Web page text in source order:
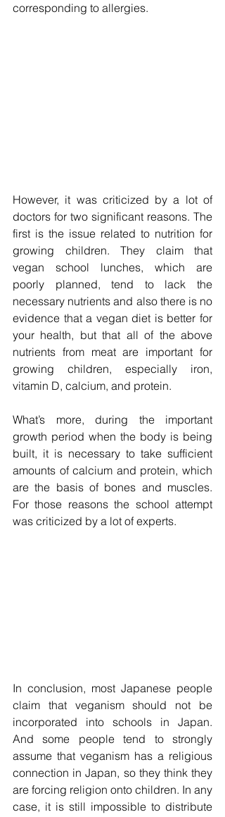
corresponding to allergies.
However, it was criticized by a lot of
doctors for two significant reasons. The
first is the issue related to nutrition for
growing children. They claim that
vegan school lunches, which are
poorly planned, tend to lack the
necessary nutrients and also there is no
evidence that a vegan diet is better for
your health, but that all of the above
nutrients from meat are important for
growing children, especially iron,
vitamin D, calcium, and protein.
What’s more, during the important
growth period when the body is being
built, it is necessary to take sufficient
amounts of calcium and protein, which
are the basis of bones and muscles.
For those reasons the school attempt
was criticized by a lot of experts.
In conclusion, most Japanese people
claim that veganism should not be
incorporated into schools in Japan.
And some people tend to strongly
assume that veganism has a religious
connection in Japan, so they think they
are forcing religion onto children. In any
case, it is still impossible to distribute